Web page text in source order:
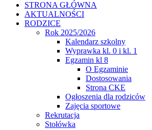
STRONA GŁÓWNA
AKTUALNOŚCI
RODZICE
Rok 2025/2026
Kalendarz szkolny
Wyprawka kl. 0 i kl. 1
Egzamin kl 8
O Egzaminie
Dostosowania
Strona CKE
Ogłoszenia dla rodziców
Zajęcia sportowe
Rekrutacja
Stołówka